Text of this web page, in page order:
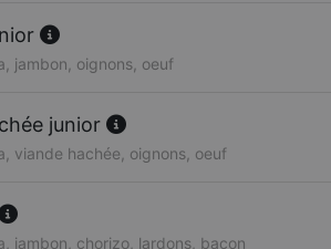
jambon, oignons, oeuf
junior
viande hachée, oignons, oeuf
jambon, chorizo, lardons, bacon